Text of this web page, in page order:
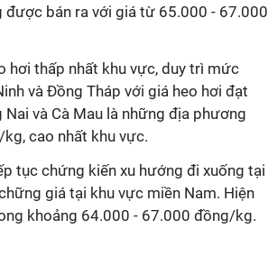
được bán ra với giá từ 65.000 - 67.000
hơi thấp nhất khu vực, duy trì mức
và Đồng Tháp với giá heo hơi đạt
và Cà Mau là những địa phương
cao nhất khu vực.
tục chứng kiến xu hướng đi xuống tại
giá tại khu vực miền Nam. Hiện
khoảng 64.000 - 67.000 đồng/kg.